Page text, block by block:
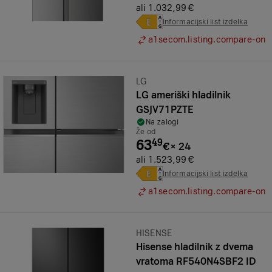
ali 1.032,99 €
Informacijski list izdelka
a1secom.listing.compare-on
Znamka:
LG
LG ameriški hladilnik
GSJV71PZTE
Na zalogi
Že od
6349€× 24
ali 1.523,99 €
Informacijski list izdelka
a1secom.listing.compare-on
Znamka:
HISENSE
Hisense hladilnik z dvema
vratoma RF540N4SBF2 ID